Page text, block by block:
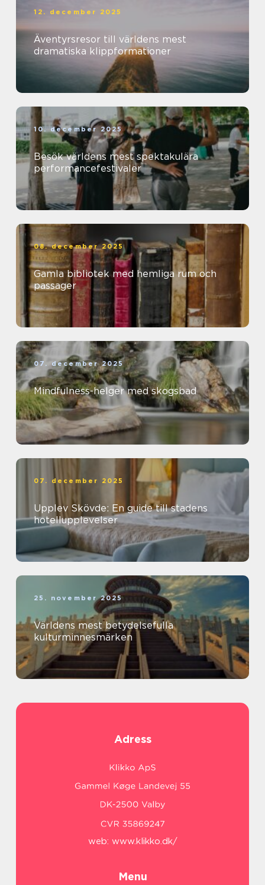
12. december 2025
Äventyrsresor till världens mest
dramatiska klippformationer
10. december 2025
Besök världens mest spektakulära
performancefestivaler
08. december 2025
Gamla bibliotek med hemliga rum och
passager
07. december 2025
Mindfulness-helger med skogsbad
07. december 2025
Upplev Skövde: En guide till stadens
hotellupplevelser
25. november 2025
Världens mest betydelsefulla
kulturminnesmärken
Adress
web: www.klikko.dk/
Menu